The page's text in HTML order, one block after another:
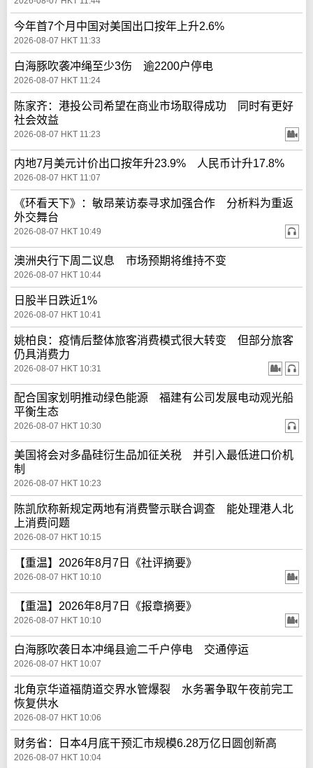
今年首7个月中国对美国出口按年上升2.6%
2026-08-07 HKT 11:33
白海豚吹袭冲绳至少3伤 逾2200户停电
2026-08-07 HKT 11:24
陈家齐：港投公司希望在商业市场取得成功 同时有更好
社会效益
2026-08-07 HKT 11:23
内地7月美元计价出口按年升23.9% 人民币计升17.8%
2026-08-07 HKT 11:07
《环看天下》：敏昂莱访泰寻求加强合作 分析料为重返
外交舞台
2026-08-07 HKT 10:49
澳洲央行下周二议息 市场预期将维持不变
2026-08-07 HKT 10:44
日股半日跌近1%
2026-08-07 HKT 10:41
姚柏良：疫情后整体旅客消费模式很大转变 但部分旅客
仍具消费力
2026-08-07 HKT 10:31
配合国家划明推动绿色能源 福建有公司发展电动观光船
平衡生态
2026-08-07 HKT 10:30
美国将会对多晶硅衍生品加征关税 并引入最低进口价机
制
2026-08-07 HKT 10:23
陈凯欣称新规定两地有消费警示联合调查 能处理港人北
上消费问题
2026-08-07 HKT 10:15
【重温】2026年8月7日《社评摘要》
2026-08-07 HKT 10:10
【重温】2026年8月7日《报章摘要》
2026-08-07 HKT 10:10
白海豚吹袭日本冲绳县逾二千户停电 交通停运
2026-08-07 HKT 10:07
北角京华道福荫道交界水管爆裂 水务署争取午夜前完工
恢复供水
2026-08-07 HKT 10:06
财务省：日本4月底干预汇市规模6.28万亿日圆创新高
2026-08-07 HKT 10:04